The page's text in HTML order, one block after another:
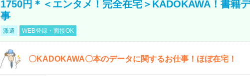
1750円＊＜エンタメ！完全在宅＞KADOKAWA！書籍
事
派遣 WEB登録・面接OK
〇KADOKAWA〇本のデータに関するお仕事！ほぼ在宅！